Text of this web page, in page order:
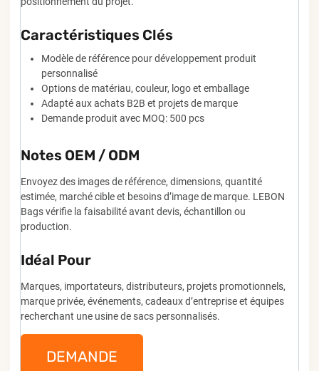
Caractéristiques Clés
Modèle de référence pour développement produit
personnalisé
Options de matériau, couleur, logo et emballage
Adapté aux achats B2B et projets de marque
Demande produit avec MOQ: 500 pcs
Notes OEM / ODM
Envoyez des images de référence, dimensions, quantité
estimée, marché cible et besoins d’image de marque. LEBON
Bags vérifie la faisabilité avant devis, échantillon ou
production.
Idéal Pour
Marques, importateurs, distributeurs, projets promotionnels,
marque privée, événements, cadeaux d’entreprise et équipes
recherchant une usine de sacs personnalisés.
DEMANDE